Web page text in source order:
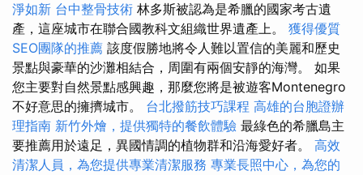
淨如新 台中整骨技術 林多斯被認為是希臘的國家考古遺
產，這座城市在聯合國教科文組織世界遺產上。 獲得優質
SEO團隊的推薦 該度假勝地將令人難以置信的美麗和歷史
景點與豪華的沙灘相結合，周圍有兩個安靜的海灣。 如果
您主要對自然景點感興趣，那麼您將是被遊客Montenegro
不好意思的擁擠城市。 台北撥筋技巧課程 高雄的台胞證辦
理指南 新竹外燴，提供獨特的餐飲體驗 最綠色的希臘島主
要推薦用於遠足，異國情調的植物群和沿海愛好者。 高效
清潔人員，為您提供專業清潔服務 專業長照中心，為您的